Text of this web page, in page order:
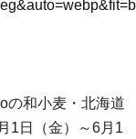
の和小麦・北海道
1日（金）～6月1